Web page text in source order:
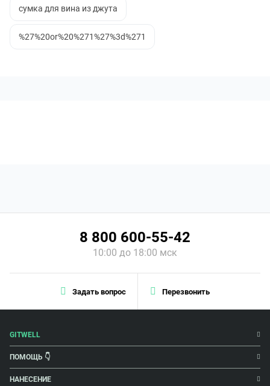
сумка для вина из джута
%27%20or%20%271%27%3d%271
Задать вопрос Перезвонить
8 800 600-55-42
10:00 до 18:00 мск
GITWELL
ПОМОЩЬ 👇
НАНЕСЕНИЕ